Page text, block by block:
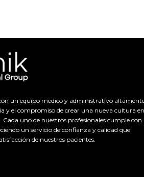
un equipo médico y administrativo
y el compromiso de crear una nueva cultura en
Cada uno de nuestros profesionales cumple con
un servicio de confianza y calidad que
de nuestros pacientes.